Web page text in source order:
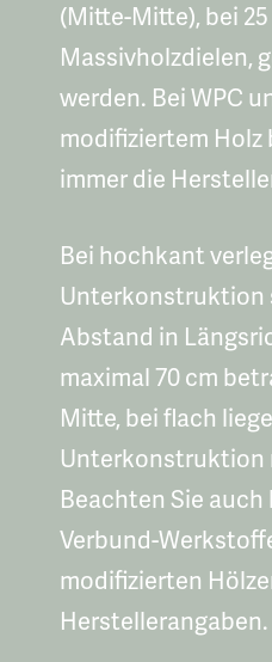
(Mitte-Mitte), bei
Massivholzdielen,
werden. Bei WPC
modifiziertem Holz
immer die
Bei hochkant
Unterkonstruktion
Abstand in
maximal 70 cm
Mitte, bei flach
Unterkonstruktion
Beachten Sie auch
Verbund-
modifizierten
Herstellerangaben.